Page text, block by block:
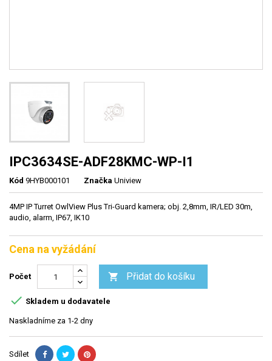
IPC3634SE-ADF28KMC-WP-I1
Kód 9HYB000101 Značka Uniview
4MP IP Turret OwlView Plus Tri-Guard kamera; obj. 2,8mm, IR/LED 30m,
audio, alarm, IP67, IK10
Cena na vyžádání
Počet  Přidat do košíku
 Skladem u dodavatele
Naskladníme za 1-2 dny
Sdílet